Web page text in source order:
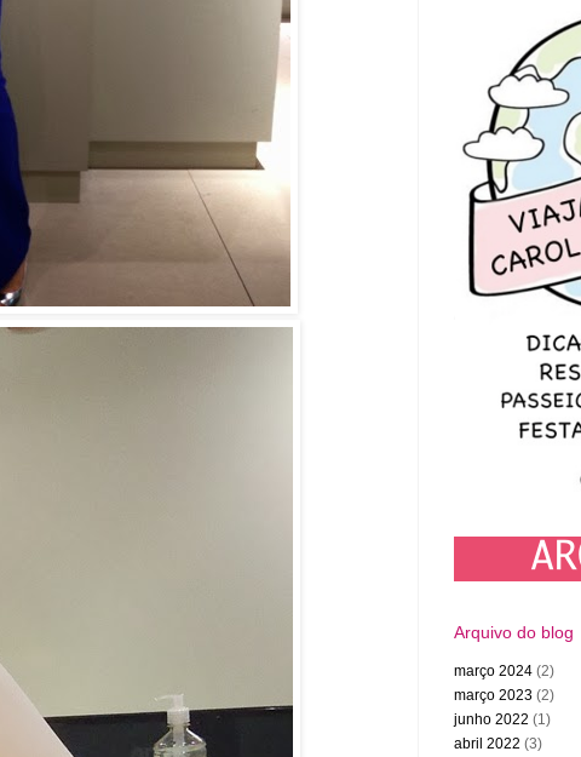
Arquivo do blog
março 2024 (2)
março 2023 (2)
junho 2022 (1)
abril 2022 (3)